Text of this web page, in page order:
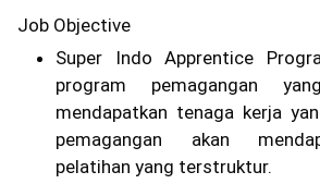
Job Objective
Super Indo Apprentice
program pemagangan
mendapatkan tenaga kerja
pemagangan akan
pelatihan yang terstruktur.